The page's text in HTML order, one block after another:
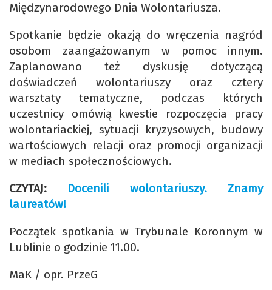
Międzynarodowego Dnia Wolontariusza.
Spotkanie będzie okazją do wręczenia nagród
osobom zaangażowanym w pomoc innym.
Zaplanowano też dyskusję dotyczącą
doświadczeń wolontariuszy oraz cztery
warsztaty tematyczne, podczas których
uczestnicy omówią kwestie rozpoczęcia pracy
wolontariackiej, sytuacji kryzysowych, budowy
wartościowych relacji oraz promocji organizacji
w mediach społecznościowych.
CZYTAJ: Docenili wolontariuszy. Znamy
laureatów!
Początek spotkania w Trybunale Koronnym w
Lublinie o godzinie 11.00.
MaK / opr. PrzeG